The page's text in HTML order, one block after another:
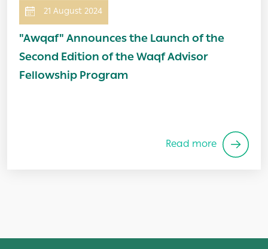
21 August 2024
"Awqaf" Announces the Launch of the
Second Edition of the Waqf Advisor
Fellowship Program
Read more